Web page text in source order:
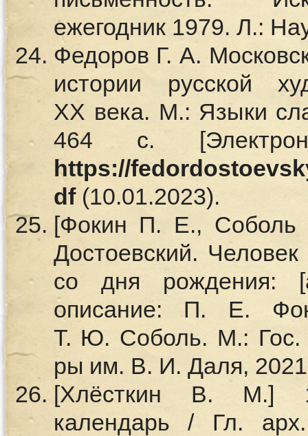
ежегодник 1979. Л.:
Федоров Г. А.
истории русской
XX века. М.: Языки
464 с.
https://
df(10.01.2023).
[Фокин П. Е.,
Достоевский.
со дня рождения:
описание: П. Е.
Т. Ю. Соболь. М.: Гос.
ры им. В. И. Даля,
[Хлёсткин В. М.]
календарь / Гл.